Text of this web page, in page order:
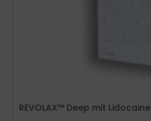
REVOLAX™ Deep mit Lidocaine